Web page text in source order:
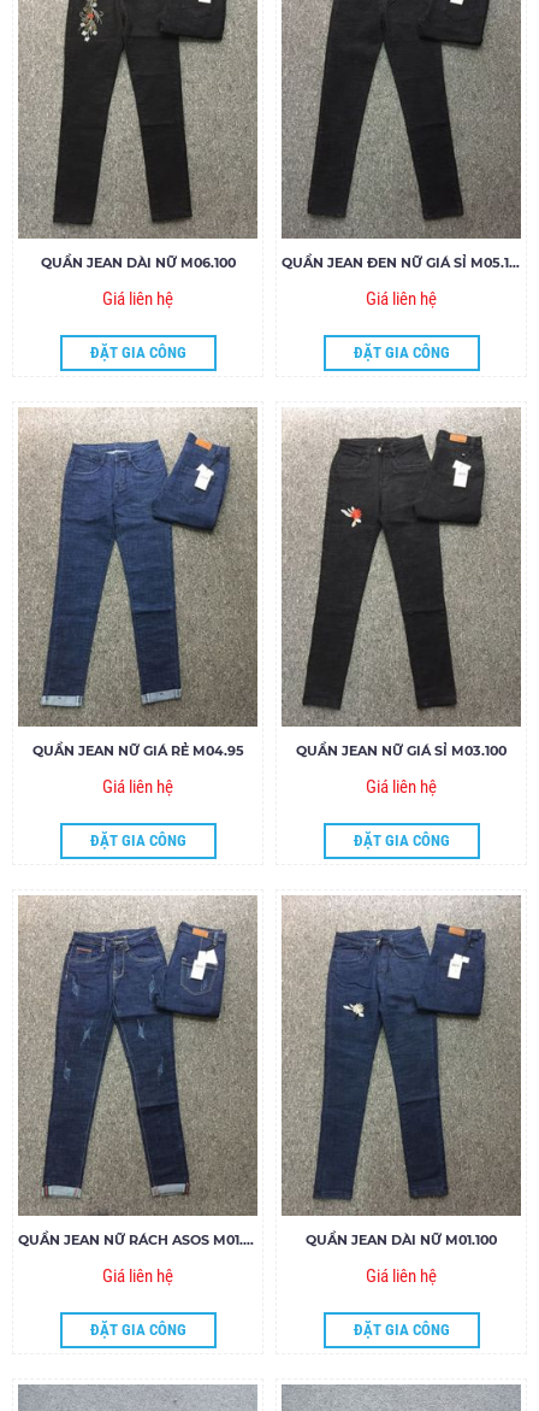
QUẦN JEAN DÀI NỮ M06.100
Giá liên hệ
ĐẶT GIA CÔNG
QUẦN JEAN ĐEN NỮ GIÁ SỈ M05.100
Giá liên hệ
ĐẶT GIA CÔNG
QUẦN JEAN NỮ GIÁ RẺ M04.95
Giá liên hệ
ĐẶT GIA CÔNG
QUẦN JEAN NỮ GIÁ SỈ M03.100
Giá liên hệ
ĐẶT GIA CÔNG
QUẦN JEAN NỮ RÁCH ASOS M01.95
Giá liên hệ
ĐẶT GIA CÔNG
QUẦN JEAN DÀI NỮ M01.100
Giá liên hệ
ĐẶT GIA CÔNG